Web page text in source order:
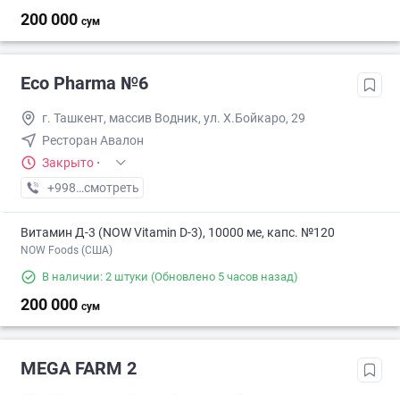
200 000 сум
Eco Pharma №6
г. Ташкент, массив Водник, ул. Х.Бойкаро, 29
Ресторан Авалон
Закрыто ·
+998 (55) XXX-XX-XX
смотреть
Витамин Д-3 (NOW Vitamin D-3), 10000 ме, капс. №120
NOW Foods (США)
В наличии: 2 штуки (Обновлено 5 часов назад)
200 000 сум
MEGA FARM 2